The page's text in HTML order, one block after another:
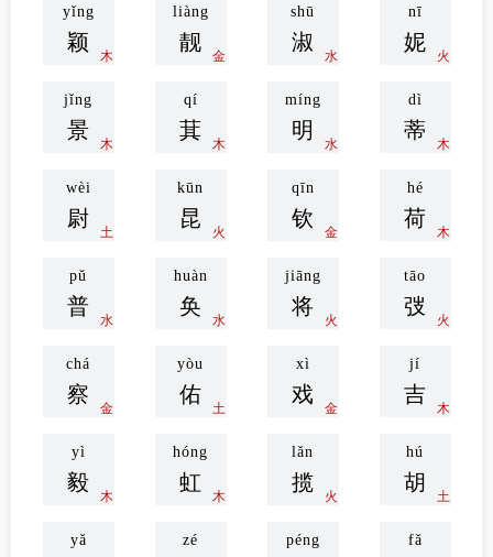
yǐng
颖
木
liàng
靓
金
shū
淑
水
nī
妮
火
jǐng
景
木
qí
萁
木
míng
明
水
dì
蒂
木
wèi
尉
土
kūn
昆
火
qīn
钦
金
hé
荷
木
pǔ
普
水
huàn
奂
水
jiāng
将
火
tāo
弢
火
chá
察
金
yòu
佑
土
xì
戏
金
jí
吉
木
yì
毅
木
hóng
虹
木
lǎn
揽
火
hú
胡
土
yǎ zé péng fǎ